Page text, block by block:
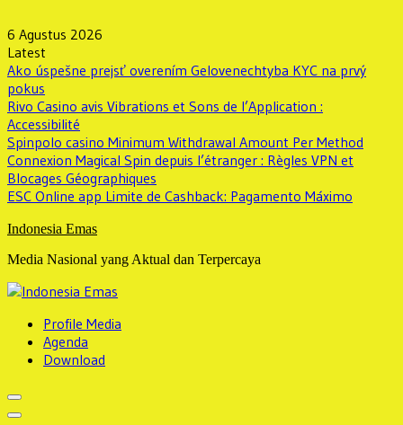
to
content
6 Agustus 2026
Latest
Ako úspešne prejsť overením Gelovenechtyba KYC na prvý
pokus
Rivo Casino avis Vibrations et Sons de l’Application :
Accessibilité
Spinpolo casino Minimum Withdrawal Amount Per Method
Connexion Magical Spin depuis l’étranger : Règles VPN et
Blocages Géographiques
ESC Online app Limite de Cashback: Pagamento Máximo
Indonesia Emas
Media Nasional yang Aktual dan Terpercaya
Profile Media
Agenda
Download